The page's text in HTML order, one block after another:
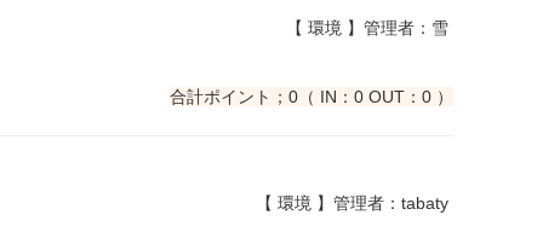
【 環境 】管理者：雪
合計ポイント；0（ IN：0 OUT：0 ）
【 環境 】管理者：tabaty